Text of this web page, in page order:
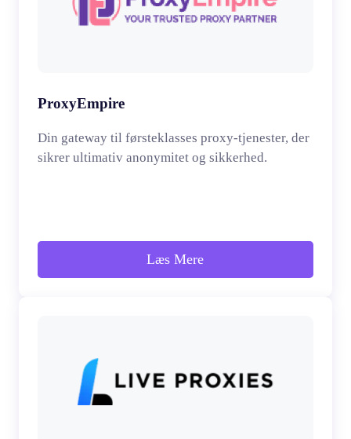
ProxyEmpire
Din gateway til førsteklasses proxy-tjenester, der
sikrer ultimativ anonymitet og sikkerhed.
Læs Mere